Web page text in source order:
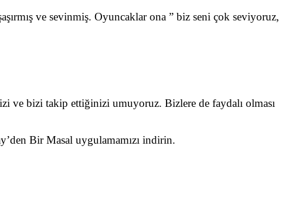
ve sevinmiş. Oyuncaklar ona ” biz seni çok seviyoruz,
ve bizi takip ettiğinizi umuyoruz. Bizlere de faydalı olması
Bir Masal uygulamamızı indirin.